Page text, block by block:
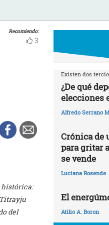
Recomiendo:
3
histórica:
del
Existen dos
¿De qué
elecciones
Alfredo Serrano
Crónica de
para gritar
se vende
Luciana Rosende
El
Atilio A. Boron